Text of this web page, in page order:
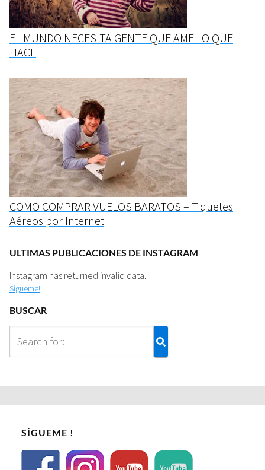
EL MUNDO NECESITA GENTE QUE AME LO QUE
HACE
COMO COMPRAR VUELOS BARATOS – Tiquetes
Aéreos por Internet
ULTIMAS PUBLICACIONES DE INSTAGRAM
Instagram has returned invalid data.
Sígueme!
BUSCAR
SÍGUEME !